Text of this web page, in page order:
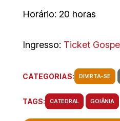
Horário: 20 horas
Ingresso: Ticket
CATEGORIAS: DIVIRTA-SE
TAGS: CATEDRAL GOIÂNIA